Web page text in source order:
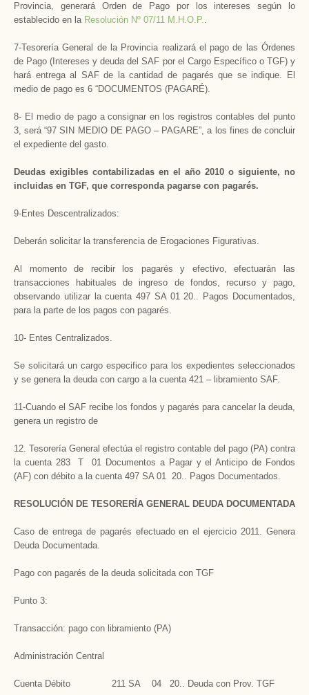
Provincia, generará Orden de Pago por los intereses según lo
establecido en la Resolución Nº 07/11 M.H.O.P..
7-Tesorería General de la Provincia realizará el pago de las Órdenes
de Pago (Intereses y deuda del SAF por el Cargo Específico o TGF) y
hará entrega al SAF de la cantidad de pagarés que se indique. El
medio de pago es 6 “DOCUMENTOS (PAGARÉ).
8- El medio de pago a consignar en los registros contables del punto
3, será “97 SIN MEDIO DE PAGO – PAGARE”, a los fines de concluir
el expediente del gasto.
Deudas exigibles contabilizadas en el año 2010 o siguiente, no
incluidas en TGF, que corresponda pagarse con pagarés.
9-Entes Descentralizados:
Deberán solicitar la transferencia de Erogaciones Figurativas.
Al momento de recibir los pagarés y efectivo, efectuarán las
transacciones habituales de ingreso de fondos, recurso y pago,
observando utilizar la cuenta 497 SA 01 20.. Pagos Documentados,
para la parte de los pagos con pagarés.
10- Entes Centralizados.
Se solicitará un cargo especifico para los expedientes seleccionados
y se genera la deuda con cargo a la cuenta 421 – libramiento SAF.
11-Cuando el SAF recibe los fondos y pagarés para cancelar la deuda,
genera un registro de
12. Tesorería General efectúa el registro contable del pago (PA) contra
la cuenta 283 T 01 Documentos a Pagar y el Anticipo de Fondos
(AF) con débito a la cuenta 497 SA 01 20.. Pagos Documentados.
RESOLUCIÓN DE TESORERÍA GENERAL DEUDA DOCUMENTADA
Caso de entrega de pagarés efectuado en el ejercicio 2011. Genera
Deuda Documentada.
Pago con pagarés de la deuda solicitada con TGF
Punto 3:
Transacción: pago con libramiento (PA)
Administración Central
Cuenta Débito 211 SA 04 20.. Deuda con Prov. TGF